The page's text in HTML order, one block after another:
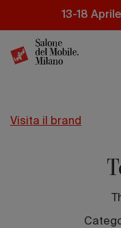
principale
13-18
visita il brand